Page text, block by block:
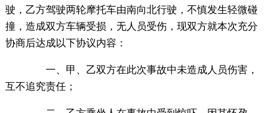
驶，乙方驾驶两轮摩托车由南向北行驶，不慎发生轻微碰
撞，造成双方车辆受损，无人员受伤，现双方就本次充分
协商后达成以下协议内容：
一、甲、乙双方在此次事故中未造成人员伤害，
互不追究责任；